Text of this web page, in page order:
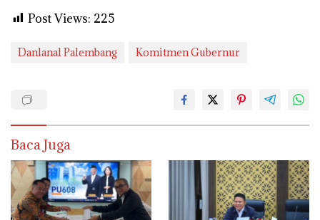
Post Views: 225
Danlanal Palembang Komitmen Gubernur
Baca Juga